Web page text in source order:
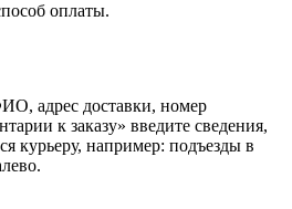
оплаты.
адрес доставки, номер
к заказу» введите сведения,
курьеру, например: подъезды в